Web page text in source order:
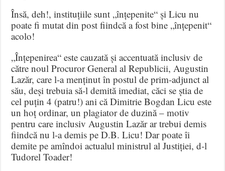
Însă, deh!, instituțiile sunt „înțepenite“ și Licu nu
poate fi mutat din post fiindcă a fost bine „înțepenit“
acolo!
„Înțepenirea“ este cauzată și accentuată inclusiv de
către noul Procuror General al Republicii, Augustin
Lazăr, care l-a menținut în postul de prim-adjunct al
său, deși trebuia să-l demită imediat, căci se știa de
cel puțin 4 (patru!) ani că Dimitrie Bogdan Licu este
un hoț ordinar, un plagiator de duzină – motiv
pentru care inclusiv Augustin Lazăr ar trebui demis
fiindcă nu l-a demis pe D.B. Licu! Dar poate îi
demite pe amîndoi actualul ministrul al Justiției, d-l
Tudorel Toader!